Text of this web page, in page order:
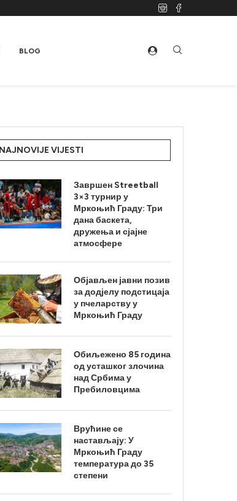
BLOG
NAJNOVIJE VIJESTI
Завршен Streetball
3×3 турнир у
Мркоњић Граду: Три
дана баскета,
дружења и сјајне
атмосфере
Објављен јавни позив
за додјелу подстицаја
у пчеларству у
Мркоњић Граду
Обиљежено 85 година
од усташког злочина
над Србима у
Пребиловцима
Врућине се
настављају: У
Мркоњић Граду
температура до 35
степени